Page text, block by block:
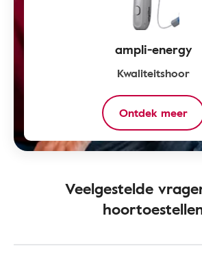
ampli-energy
Kwaliteitshoor
Ontdek meer
Veelgestelde